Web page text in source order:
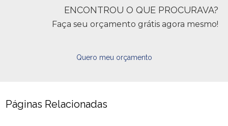
ENCONTROU O QUE PROCURAVA?
Faça seu orçamento grátis agora mesmo!
Quero meu orçamento
Páginas Relacionadas